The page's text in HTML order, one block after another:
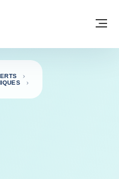
TRADE - PAGE